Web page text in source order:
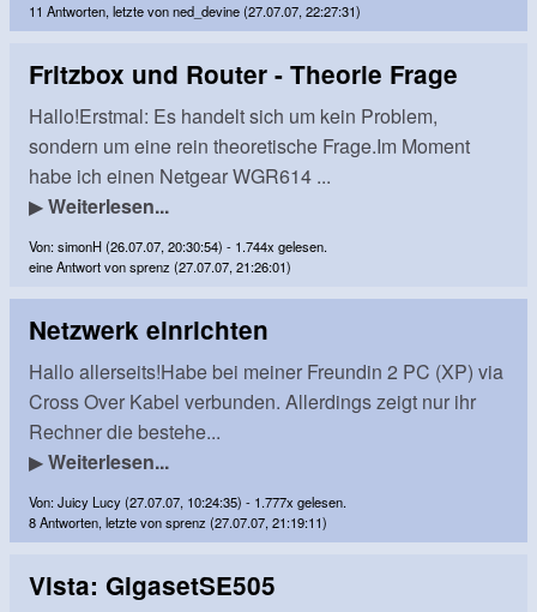
11 Antworten, letzte von ned_devine (27.07.07, 22:27:31)
Fritzbox und Router - Theorie Frage
Hallo!Erstmal: Es handelt sich um kein Problem,
sondern um eine rein theoretische Frage.Im Moment
habe ich einen Netgear WGR614 ...
▶Weiterlesen...
Von: simonH (26.07.07, 20:30:54) - 1.744x gelesen.
eine Antwort von sprenz (27.07.07, 21:26:01)
Netzwerk einrichten
Hallo allerseits!Habe bei meiner Freundin 2 PC (XP) via
Cross Over Kabel verbunden. Allerdings zeigt nur ihr
Rechner die bestehe...
▶Weiterlesen...
Von: Juicy Lucy (27.07.07, 10:24:35) - 1.777x gelesen.
8 Antworten, letzte von sprenz (27.07.07, 21:19:11)
Vista: GigasetSE505